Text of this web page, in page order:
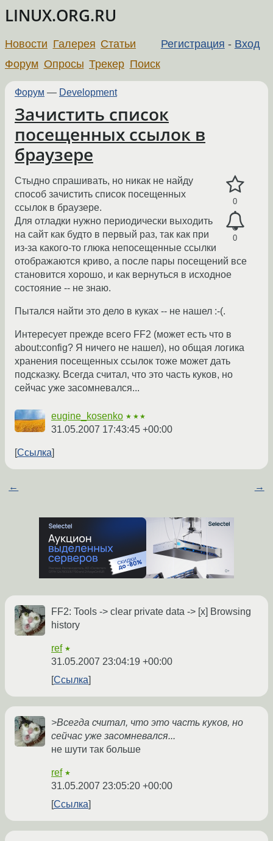
LINUX.ORG.RU
Регистрация - Вход
Новости Галерея Статьи
Форум Опросы Трекер Поиск
Форум — Development
Зачистить список
посещенных ссылок в
браузере
0
0
Стыдно спрашивать, но никак не найду
способ зачистить список посещенных
ссылок в браузере.
Для отладки нужно периодически выходить
на сайт как будто в первый раз, так как при
из-за какого-то глюка непосещенные ссылки
отображаются криво, а после пары посещений все
становится хорошо, и как вернуться в исходное
состояние -- не знаю.
Пытался найти это дело в куках -- не нашел :-(.
Интересует прежде всего FF2 (может есть что в
about:config? Я ничего не нашел), но общая логика
хранения посещенных ссылок тоже может дать
подсказку. Всегда считал, что это часть куков, но
сейчас уже засомневался...
eugine_kosenko ★★★
31.05.2007 17:43:45 +00:00
Ссылка
← →
FF2: Tools -> clear private data -> [x] Browsing
history
ref ★
31.05.2007 23:04:19 +00:00
Ссылка
>Всегда считал, что это часть куков, но
сейчас уже засомневался...
не шути так больше
ref ★
31.05.2007 23:05:20 +00:00
Ссылка